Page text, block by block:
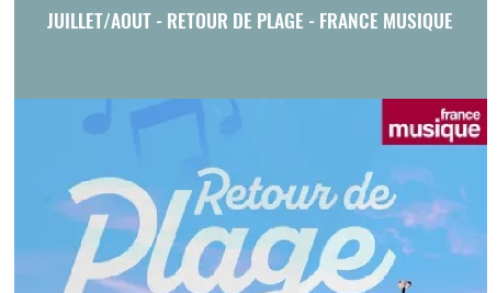
JUILLET/AOUT - RETOUR DE PLAGE - FRANCE MUSIQUE